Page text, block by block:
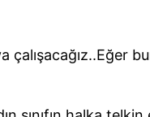
çalışacağız..Eğer